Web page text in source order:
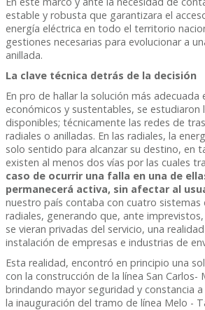
estable y robusta que garantizara el
energía eléctrica en todo el territorio
gestiones necesarias para evolucionar a
anillada.
La clave técnica detrás de la decisión
En pro de hallar la solución más adecuada
económicos y sustentables, se estudiaron
disponibles; técnicamente las redes de
radiales o anilladas. En las radiales, la
solo sentido para alcanzar su destino, en
existen al menos dos vías por las cuales
caso de ocurrir una falla en una de
permanecerá activa, sin afectar al
nuestro país contaba con cuatro sistemas
radiales, generando que, ante
se vieran privadas del servicio, una
instalación de empresas e industrias de
Esta realidad, encontró en principio una
con la construcción de la línea San Carlos-
brindando mayor seguridad y constancia
la inauguración del tramo de línea Melo -